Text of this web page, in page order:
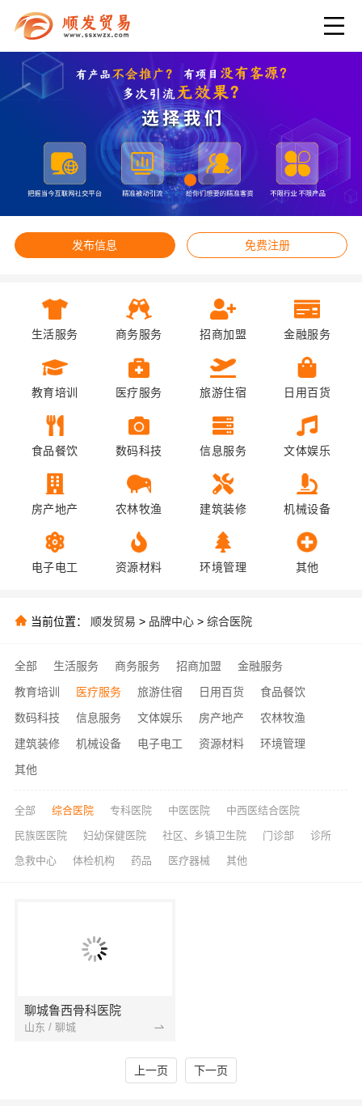
发布信息 免费注册
生活服务 商务服务 招商加盟 金融服务
教育培训 医疗服务 旅游住宿 日用百货
食品餐饮 数码科技 信息服务 文体娱乐
房产地产 农林牧渔 建筑装修 机械设备
电子电工 资源材料 环境管理 其他
当前位置： 顺发贸易 > 品牌中心 > 综合医院
全部 生活服务 商务服务 招商加盟
金融服务
教育培训
医疗服务 旅游住宿 日用百货
食品餐饮
数码科技
信息服务 文体娱乐 房产地产
农林牧渔
建筑装修
机械设备 电子电工 资源材料
环境管理
其他
全部 综合医院 专科医院 中医医院 中西医结合医院
民族医医院 妇幼保健医院 社区、乡镇卫生院 门诊部 诊所
急救中心 体检机构 药品 医疗器械 其他
聊城鲁西骨科医院
山东 / 聊城
上一页 下一页